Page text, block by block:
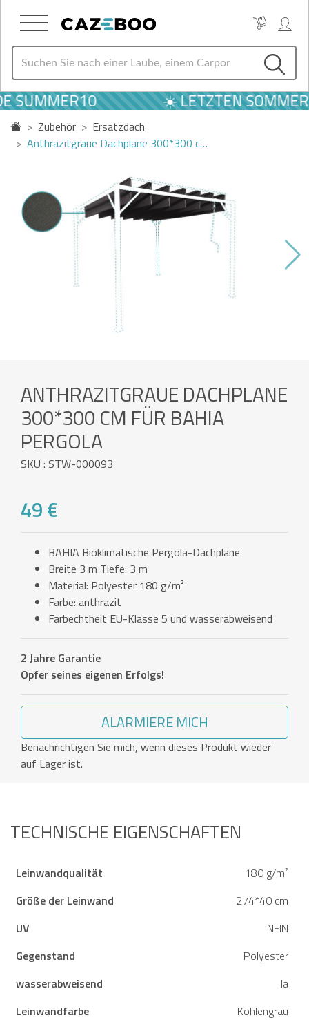
☀️ LETZTEN SOMMER
Zubehör
Ersatzdach
Anthrazitgraue Dachplane 300*300 c…
ANTHRAZITGRAUE DACHPLANE
300*300 CM FÜR BAHIA
PERGOLA
SKU : STW-000093
49 €
BAHIA Bioklimatische Pergola-Dachplane
Breite 3 m Tiefe: 3 m
Material: Polyester 180 g/m²
Farbe: anthrazit
Farbechtheit EU-Klasse 5 und wasserabweisend
2 Jahre Garantie
Opfer seines eigenen Erfolgs!
ALARMIERE MICH
Benachrichtigen Sie mich, wenn dieses Produkt wieder
auf Lager ist.
TECHNISCHE EIGENSCHAFTEN
Leinwandqualität
180 g/m²
Größe der Leinwand
274*40 cm
UV
NEIN
Gegenstand
Polyester
wasserabweisend
Ja
Leinwandfarbe
Kohlengrau